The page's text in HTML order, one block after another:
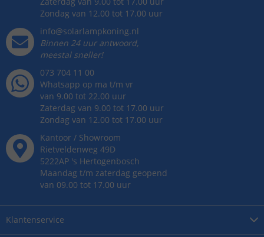
Klantenservice
Zondag van 12.00 tot 17.00 uur
info@solarlampkoning.nl
Binnen 24 uur antwoord,
meestal sneller!
073 704 11 00
Whatsapp op ma t/m vr
van 9.00 tot 22.00 uur
Zaterdag van 9.00 tot 17.00 uur
Zondag van 12.00 tot 17.00 uur
Kantoor / Showroom
Rietveldenweg 49D
5222AP 's Hertogenbosch
Maandag t/m zaterdag geopend
van 09.00 tot 17.00 uur